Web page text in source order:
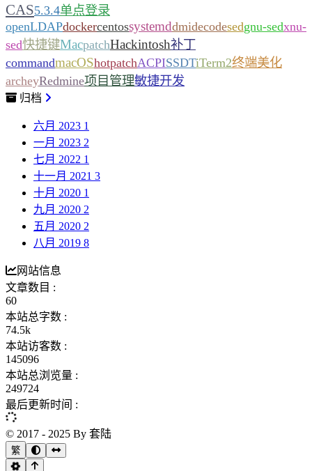
CAS5.3.4单点登录
openLDAPdockercentossystemddmidecodesedgnu-sedxnu-
sed快捷键MacpatchHackintosh补丁
commandmacOShotpatchACPISSDTiTerm2终端美化
archeyRedmine项目管理敏捷开发
归档
六月 2023 1
一月 2023 2
七月 2022 1
十一月 2021 3
十月 2020 1
九月 2020 2
五月 2020 2
八月 2019 8
网站信息
文章数目 :
60
本站总字数 :
74.5k
本站访客数 :
145096
本站总浏览量 :
249724
最后更新时间 :
© 2017 - 2025 By 套陆
繁